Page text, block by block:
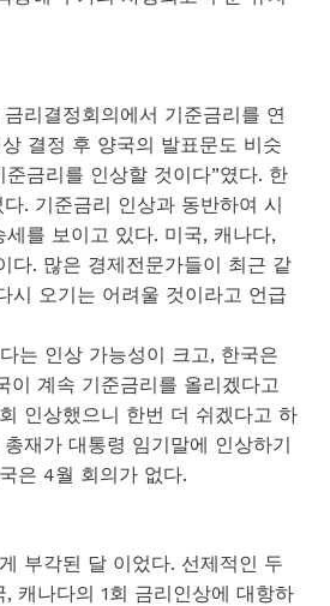
리결정회의에서 기준금리를 연
결정 후 양국의 발표문도 비슷
준금리를 인상할 것이다”였다. 한
. 기준금리 인상과 동반하여 시
를 보이고 있다. 미국, 캐나다,
다. 많은 경제전문가들이 최근 같
시 오기는 어려울 것이라고 언급
는 인상 가능성이 크고, 한국은
이 계속 기준금리를 올리겠다고
인상했으니 한번 더 쉬겠다고 하
재가 대통령 임기말에 인상하기
은 4월 회의가 없다.
부각된 달 이었다. 선제적인 두
캐나다의 1회 금리인상에 대항하